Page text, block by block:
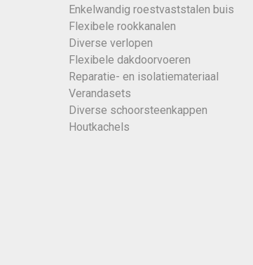
Enkelwandig roestvaststalen buis
Flexibele rookkanalen
Diverse verlopen
Flexibele dakdoorvoeren
Reparatie- en isolatiemateriaal
Verandasets
Diverse schoorsteenkappen
Houtkachels